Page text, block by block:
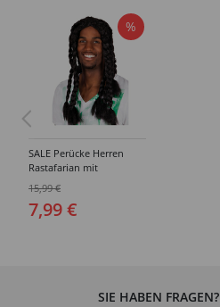
%
SALE Perücke Herren
Rastafarian mit
Dreadlocks, schwarz
15,99 €
7,99 €
SIE HABEN FRAGEN?